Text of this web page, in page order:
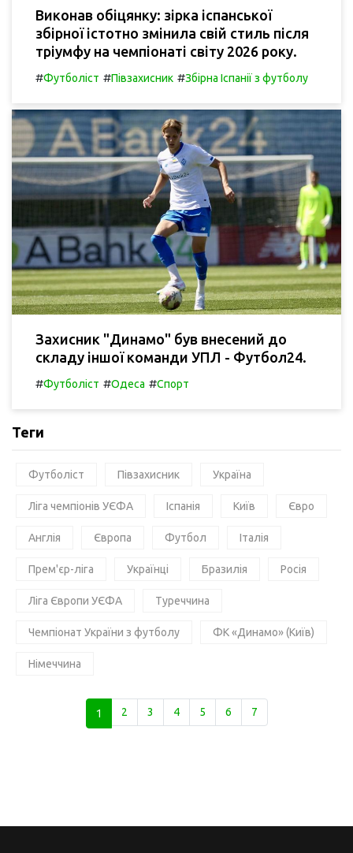
Виконав обіцянку: зірка іспанської
збірної істотно змінила свій стиль після
тріумфу на чемпіонаті світу 2026 року.
#Футболіст #Півзахисник #Збірна Іспанії з футболу
Захисник "Динамо" був внесений до
складу іншої команди УПЛ - Футбол24.
#Футболіст #Одеса #Спорт
Теги
Футболіст Півзахисник Україна
Ліга чемпіонів УЄФА Іспанія Київ Євро
Англія Європа Футбол Італія
Прем'єр-ліга Українці Бразилія Росія
Ліга Європи УЄФА Туреччина
Чемпіонат України з футболу ФК «Динамо» (Київ)
Німеччина
1 2 3 4 5 6 7